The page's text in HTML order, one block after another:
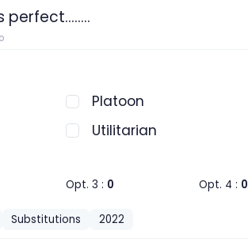
perfect……..
Platoon
Utilitarian
Opt. 3 : 0 Opt. 4 : 0
Substitutions 2022